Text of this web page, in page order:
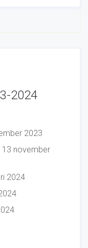
2024
2023
november
2024